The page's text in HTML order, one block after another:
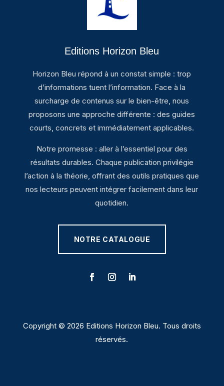
Editions Horizon Bleu
Horizon Bleu répond à un constat simple : trop
d’informations tuent l’information. Face à la
surcharge de contenus sur le bien-être, nous
proposons une approche différente : des guides
courts, concrets et immédiatement applicables.
Notre promesse : aller à l’essentiel pour des
résultats durables. Chaque publication privilégie
l’action à la théorie, offrant des outils pratiques que
nos lecteurs peuvent intégrer facilement dans leur
quotidien.
NOTRE CATALOGUE
Copyright © 2026 Editions Horizon Bleu. Tous droits
réservés.